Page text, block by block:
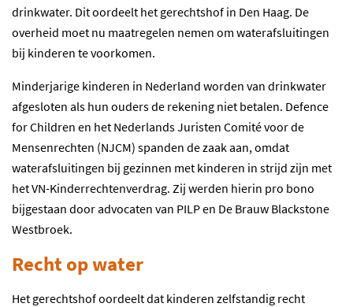
drinkwater. Dit oordeelt het gerechtshof in Den Haag. De
overheid moet nu maatregelen nemen om waterafsluitingen
bij kinderen te voorkomen.
Minderjarige kinderen in Nederland worden van drinkwater
afgesloten als hun ouders de rekening niet betalen. Defence
for Children en het Nederlands Juristen Comité voor de
Mensenrechten (NJCM) spanden de zaak aan, omdat
waterafsluitingen bij gezinnen met kinderen in strijd zijn met
het VN-Kinderrechtenverdrag. Zij werden hierin pro bono
bijgestaan door advocaten van PILP en De Brauw Blackstone
Westbroek.
Recht op water
Het gerechtshof oordeelt dat kinderen zelfstandig recht